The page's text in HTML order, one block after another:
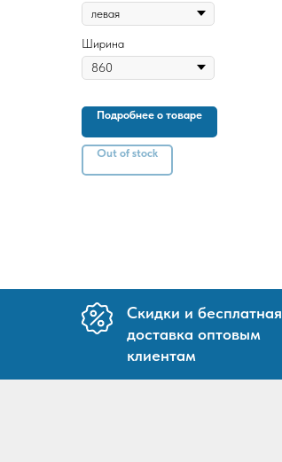
Ширина
Подробнее о товаре
Out of stock
Скидки и бесплатная
доставка оптовым
клиентам